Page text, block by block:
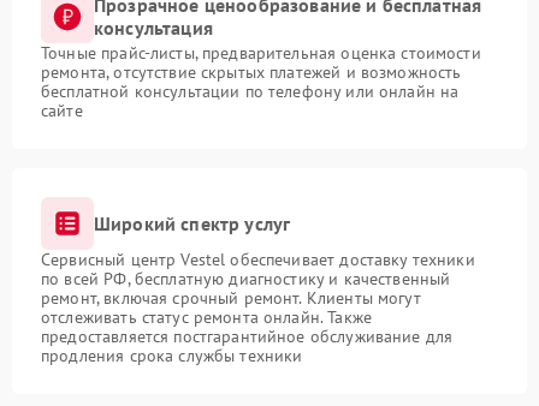
Прозрачное ценообразование и бесплатная
консультация
Точные прайс-листы, предварительная оценка стоимости
ремонта, отсутствие скрытых платежей и возможность
бесплатной консультации по телефону или онлайн на
сайте
Широкий спектр услуг
Сервисный центр Vestel обеспечивает доставку техники
по всей РФ, бесплатную диагностику и качественный
ремонт, включая срочный ремонт. Клиенты могут
отслеживать статус ремонта онлайн. Также
предоставляется постгарантийное обслуживание для
продления срока службы техники